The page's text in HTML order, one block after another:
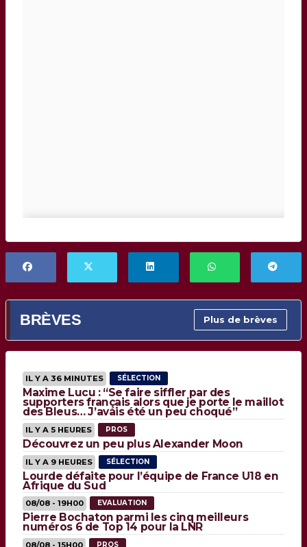
BRÈVES Plus de brèves
IL Y A 36 MINUTES SÉLECTION
Maxime Lucu : “Se faire siffler par des
supporters français alors que je porte le maillot
des Bleus… J’avais été un peu choqué”
IL Y A 5 HEURES PROS
Découvrez un peu plus Alexander Moon
IL Y A 9 HEURES SÉLECTION
Lourde défaite pour l’équipe de France U18 en
Afrique du Sud
08/08 - 19H00 EVALUATION
Pierre Bochaton parmi les cinq meilleurs
numéros 6 de Top 14 pour la LNR
08/08 - 15H00 PROS